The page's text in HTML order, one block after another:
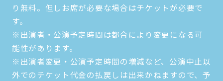
り無料。但しお席が必要な場合はチケットが必要で
す。
※出演者・公演予定時間は都合により変更になる可
能性があります。
※出演者変更・公演予定時間の増減など、公演中止以
外でのチケット代金の払戻しは出来かねますので、予